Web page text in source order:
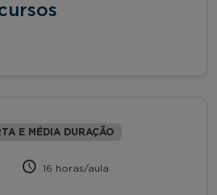
E MÉDIA DURAÇÃO
16 horas/aula